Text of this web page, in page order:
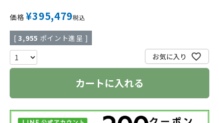
価格 ¥395,479税込
[ 3,955 ポイント進呈 ]
お気に入り
カートに入れる